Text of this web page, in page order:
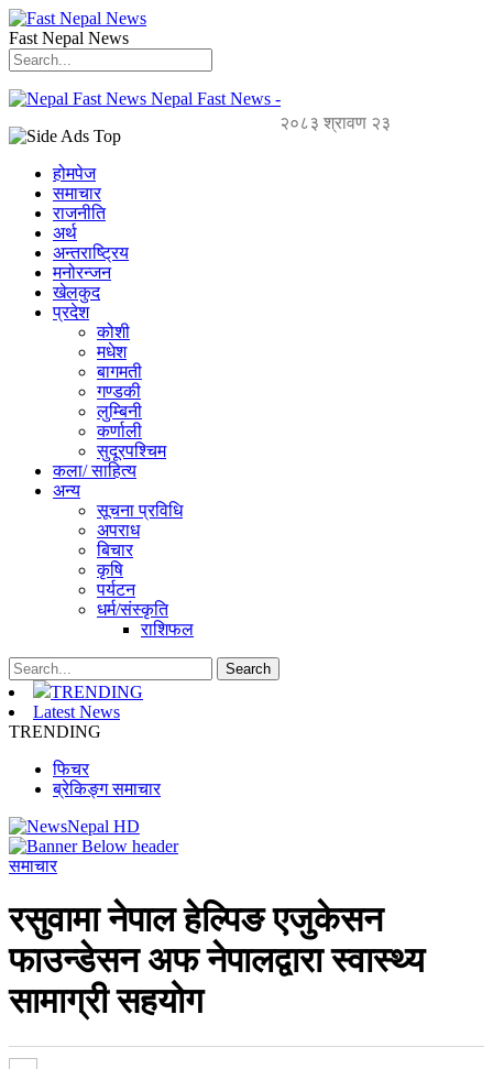
Fast Nepal News
Nepal Fast News -
२०८३ श्रावण २३
होमपेज
समाचार
राजनीति
अर्थ
अन्तराष्ट्रिय
मनोरन्जन
खेलकुद
प्रदेश
कोशी
मधेश
बागमती
गण्डकी
लुम्बिनी
कर्णाली
सुदूरपश्चिम
कला/ साहित्य
अन्य
सूचना प्रविधि
अपराध
बिचार
कृषि
पर्यटन
धर्म/संस्कृति
राशिफल
TRENDING
Latest News
TRENDING
फिचर
ब्रेकिङ्ग समाचार
समाचार
रसुवामा नेपाल हेल्पिङ एजुकेसन
फाउन्डेसन अफ नेपालद्वारा स्वास्थ्य
सामाग्री सहयोग